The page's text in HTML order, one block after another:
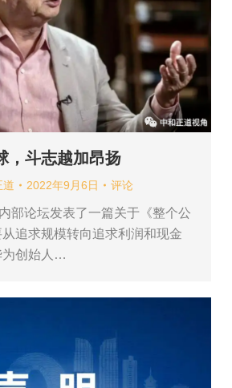
，斗志越加昂扬
道 2022年9月6日 评论
部论坛发表了一篇关于《整个公
追求规模转向追求利润和现金
为创始人…